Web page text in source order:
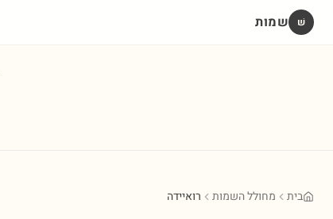
שׁ שמות
בית מחולל השמות רואיידה